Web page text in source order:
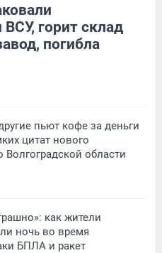
горит склад
погибла
пьют кофе за деньги
цитат нового
области
как жители
ночь во время
БПЛА и ракет